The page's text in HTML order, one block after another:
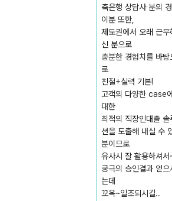
축은행 상담사 분의
이분 또한,
제도권에서 오래 근무
신 분으로
충분한 경험치를 바탕
로
친절+실력 기본!
고객의 다양한 case
대한
최적의 직장인대출 솔
션을 도출해 내실 수
분이므로
유사시 잘 활용하셔서
궁극의 승인결과 얻으
는데
꼬옥~일조되시길..